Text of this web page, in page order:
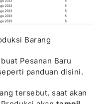
Barang
Pesanan Baru
panduan disini.
tersebut, saat akan